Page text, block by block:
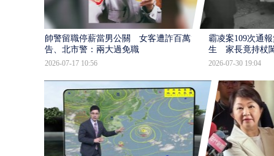
帥警留職停薪當男公關 女客遭詐百萬提
告、北市警：兩大過免職
2026-07-17 10:56
霸凌案109次通
生 家長竟持杖
2026-07-30 19:04